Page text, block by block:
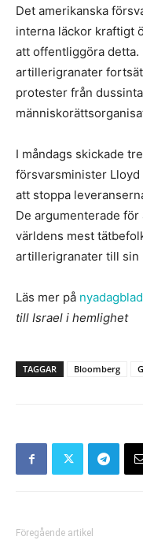
Det amerikanska
interna läckor kraftigt
att offentliggöra
artillerigranater
protester från
I måndags skickade
försvarsminister Lloyd
att stoppa
De argumenterade
världens mest
artillerigranater till sin
Läs mer på
till Israel i hemlighet
TAGGAR Bloomberg
Föregående artikel